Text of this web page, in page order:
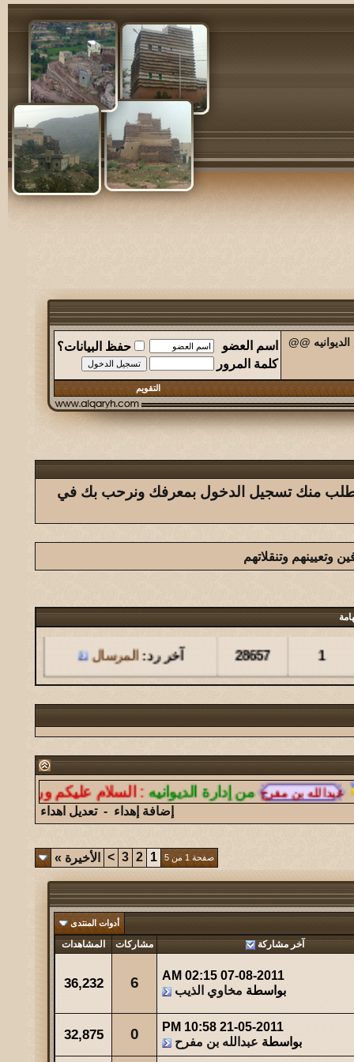
@@ اسم العضو
حفظ البيانات؟
كلمة المرور
التقويم
يتطلب منك تسجيل الدخول بمعرفك ونرحب بك في
وتعيينهم وتنقلاتهم
مشاركات المشاهدات آخر مشاركة
1
28657 آخر رد:المرسال
مشاركات المشاهدات آخر مشاركة
126
146256 آخر رد:المشرقي
مشاركات المشاهدات آخر مشاركة
7
14743 آخر رد:الغازي
مشاركات المشاهدات آخر مشاركة
آخر رد:همس الغروب
آخر مشاركة
آخر رد:ابو هشام
مشاركات المشاهدات آخر مشاركة
عبدالله الشهراني
المشاهدات
495250 آخر رد:حتى ظلي له مهابه
المشاهدات
67062 آخر رد:
من إدارة الديوانيه :السلام عليكم ورحمة الله
إضافة إهداء -تعديل اهداء
صفحة 1 من 5 1
2
3
> الأخيرة »
أدوات المنتدى
آخر مشاركة مشاركات المشاهدات
07-08-2011
02:15 AM
بواسطة مخاوي الذيب 6
36,232
21-05-2011
10:58 PM
بواسطة عبدالله بن مفرح 0
32,875